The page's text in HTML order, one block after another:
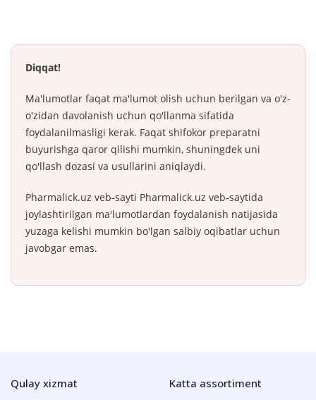
Diqqat!
Ma'lumotlar faqat ma'lumot olish uchun berilgan va o'z-
o'zidan davolanish uchun qo'llanma sifatida
foydalanilmasligi kerak. Faqat shifokor preparatni
buyurishga qaror qilishi mumkin, shuningdek uni
qo'llash dozasi va usullarini aniqlaydi.
Pharmalick.uz veb-sayti Pharmalick.uz veb-saytida
joylashtirilgan ma'lumotlardan foydalanish natijasida
yuzaga kelishi mumkin bo'lgan salbiy oqibatlar uchun
javobgar emas.
Qulay xizmat Katta assortiment